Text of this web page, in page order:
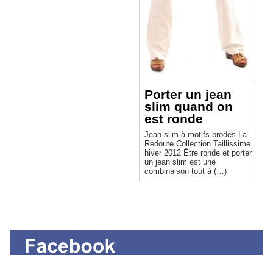
Porter un jean
slim quand on
est ronde
Jean slim à motifs brodés La
Redoute Collection Taillissime
hiver 2012 Être ronde et porter
un jean slim est une
combinaison tout à (…)